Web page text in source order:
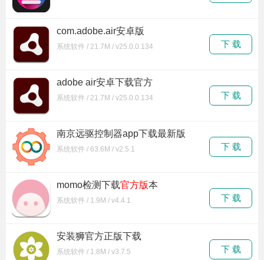
com.adobe.air安卓版
系统软件 / 21.7M / v25.0.0.134 下 载
adobe air安卓下载官方
系统软件 / 21.7M / v25.0.0.134 下 载
南京远驱控制器app下载最新版
系统软件 / 63.6M / v2.5.1 下 载
momo检测下载官方版本
系统软件 / 1.9M / v4.4.1 下 载
安装狮官方正版下载
系统软件 / 1.8M / v3.7.5 下 载